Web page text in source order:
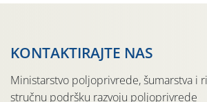
KONTAKTIRAJTE NAS
Ministarstvo poljoprivrede, šumarstva i
stručnu podršku razvoju poljoprivrede